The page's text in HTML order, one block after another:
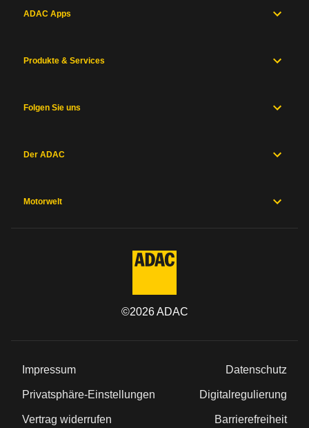
ADAC Apps
Produkte & Services
Folgen Sie uns
Der ADAC
Motorwelt
©2026ADAC
Impressum Datenschutz
Privatsphäre-Einstellungen Digitalregulierung
Vertrag widerrufen Barrierefreiheit